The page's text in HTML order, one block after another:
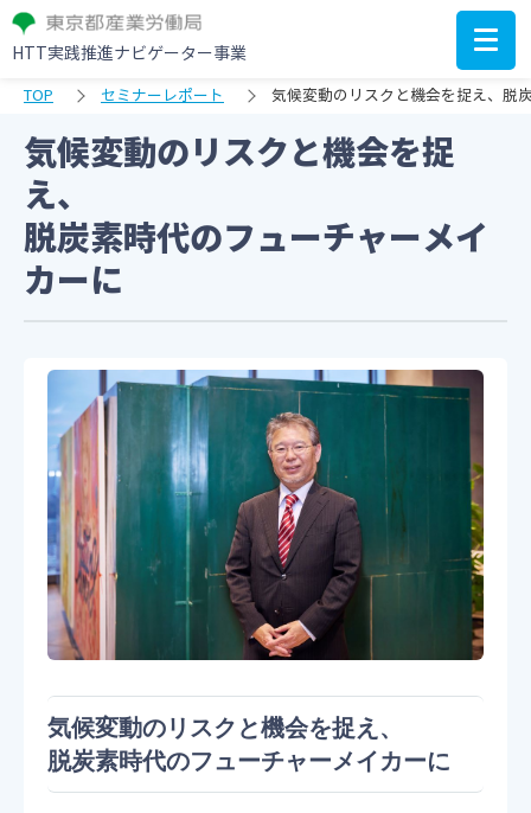
TOP セミナーレポート 気候変動のリスクと機会を捉え、脱
気候変動のリスクと機会を捉
え、
脱炭素時代のフューチャーメイ
カーに
HTT実践推進ナビゲーター事業
気候変動のリスクと機会を捉え、
脱炭素時代のフューチャーメイカーに